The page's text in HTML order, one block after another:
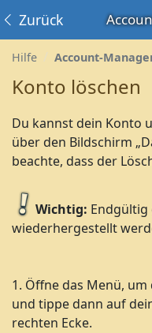
Zurück
Hilfe Account-
Konto löschen
Du kannst dein Konto
über den Bildschirm
beachte, dass der
Wichtig:
wiederhergestellt
1. Öffne das Menü,
und tippe dann auf
rechten Ecke.